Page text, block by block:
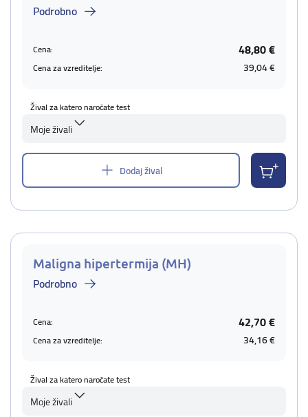
Podrobno
Cena: 48,80 €
Cena za vzreditelje: 39,04 €
Žival za katero naročate test
Moje živali
Dodaj žival
Maligna hipertermija (MH)
Podrobno
Cena: 42,70 €
Cena za vzreditelje: 34,16 €
Žival za katero naročate test
Moje živali